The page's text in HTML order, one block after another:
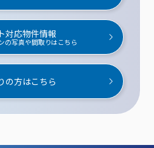
対応物件情報
の写真や間取りはこちら
の方はこちら